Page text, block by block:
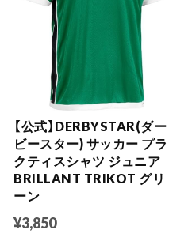
【公式】DERBYSTAR(ダー
ビースター) サッカー プラ
クティスシャツ ジュニア
BRILLANT TRIKOT グリ
ーン
¥3,850